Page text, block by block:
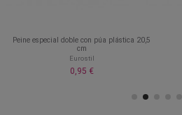
Peine especial doble con púa plástica 20,5
cm
Eurostil
0,95 €